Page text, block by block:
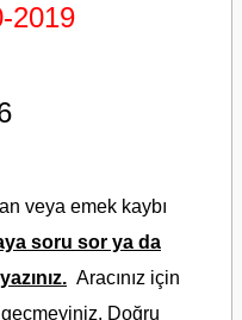
2019
veya emek kaybı
soru sor ya da
Aracınız için
geçmeyiniz. Doğru